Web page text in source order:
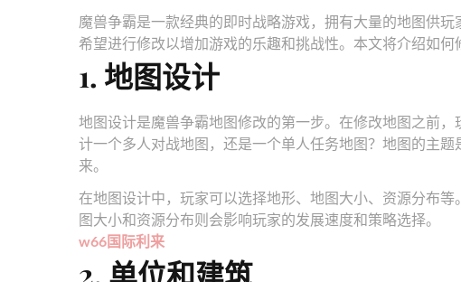
魔兽争霸是一款经典的即时战略游戏，拥有大量的地图供玩
希望进行修改以增加游戏的乐趣和挑战性。本文将介绍如何
1. 地图设计
地图设计是魔兽争霸地图修改的第一步。在修改地图之前
计一个多人对战地图，还是一个单人任务地图？地图的主
来。
在地图设计中，玩家可以选择地形、地图大小、资源分布
图大小和资源分布则会影响玩家的发展速度和策略选择。
w66国际利来
2. 单位和建筑